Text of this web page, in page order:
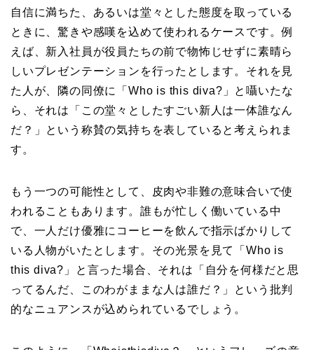
自信に満ちた、あるいは堂々とした態度を取っている
ときに、驚きや感嘆を込めて使われるケースです。例
えば、新入社員が役員たちの前で物怖じせずに素晴ら
しいプレゼンテーションを行ったとします。それを見
た人が、隣の同僚に「Who is this diva?」と囁いたな
ら、それは「この堂々としたすごい新人は一体誰なん
だ？」という称賛の気持ちを表していると考えられま
す。
もう一つの可能性として、皮肉や非難の意味合いで使
われることもあります。誰もが忙しく働いている中
で、一人だけ優雅にコーヒーを飲んで指示ばかりして
いる人物がいたとします。その光景を見て「Who is
this diva?」と言った場合、それは「自分を何様だと思
ってるんだ、このわがままな人は誰だ？」という批判
的なニュアンスが込められているでしょう。